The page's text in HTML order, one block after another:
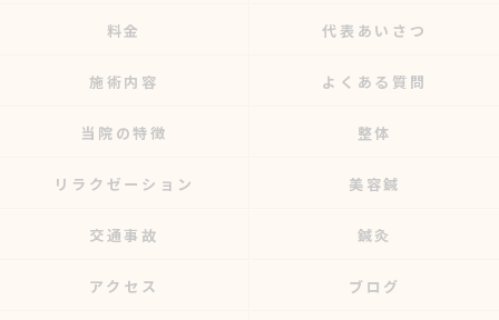
料金 代表あいさつ
施術内容 よくある質問
当院の特徴 整体
リラクゼーション 美容鍼
交通事故 鍼灸
アクセス ブログ